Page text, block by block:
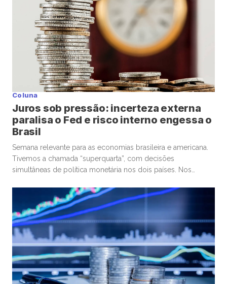
Coluna
Juros sob pressão: incerteza externa
paralisa o Fed e risco interno engessa o
Brasil
Semana relevante para as economias brasileira e americana.
Tivemos a chamada “superquarta”, com decisões
simultâneas de política monetária nos dois países. Nos
de juros. No Brasil, o Banco Central seguiu um caminho
diferente, com um corte marginal, bastante conservador.
Começando pelos Estados Unidos, o ponto […]